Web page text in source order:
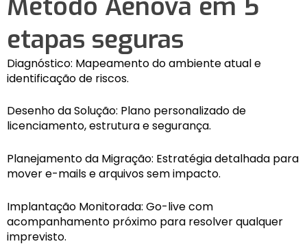
etapas seguras
Diagnóstico: Mapeamento do ambiente atual e
identificação de riscos.
Desenho da Solução: Plano personalizado de
licenciamento, estrutura e segurança.
Planejamento da Migração: Estratégia detalhada para
mover e-mails e arquivos sem impacto.
Implantação Monitorada: Go-live com
acompanhamento próximo para resolver qualquer
imprevisto.